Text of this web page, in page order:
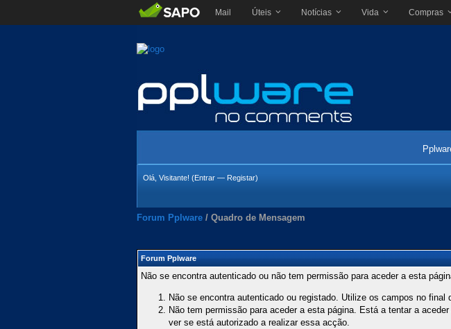
Mail Úteis Notícias Vida Compras
Olá, Visitante! (Entrar — Registar)
Forum Pplware / Quadro de Mensagem
Forum Pplware
Não se encontra autenticado ou não tem permissão para aceder a esta
Não se encontra autenticado ou registado. Utilize os campos no final
Não tem permissão para aceder a esta página. Está a tentar a
ver se está autorizado a realizar essa acção.